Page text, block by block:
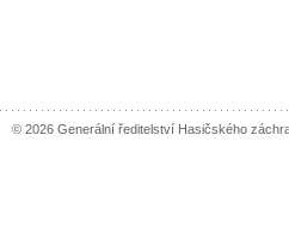
© 2026 Generální ředitelství Hasičského